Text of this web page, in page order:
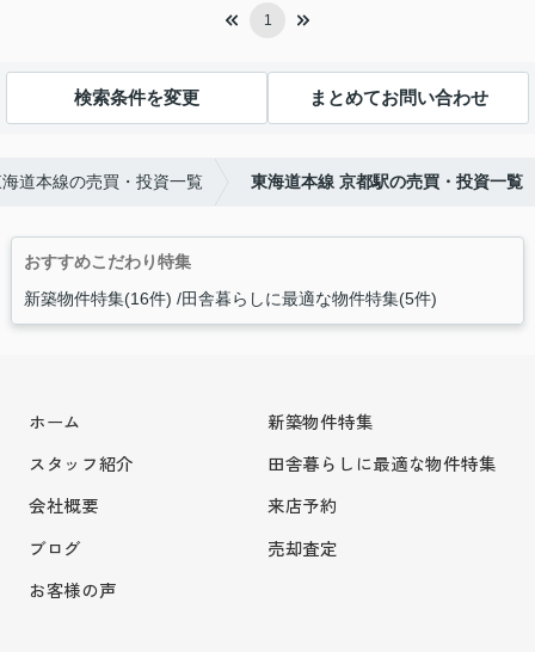
1
検索条件を変更 まとめてお問い合わせ
道本線の売買・投資一覧 東海道本線 京都駅の売買・投資一覧
おすすめこだわり特集
新築物件特集(16件) 田舎暮らしに最適な物件特集(5件)
ホーム
スタッフ紹介
会社概要
ブログ
お客様の声
新築物件特集
田舎暮らしに最適な物件特集
来店予約
売却査定